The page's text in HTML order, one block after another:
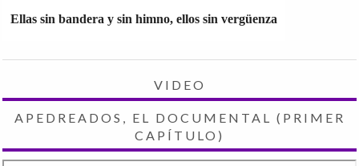
Ellas sin bandera y sin himno, ellos sin vergüenza
VIDEO
APEDREADOS, EL DOCUMENTAL (PRIMER
CAPÍTULO)